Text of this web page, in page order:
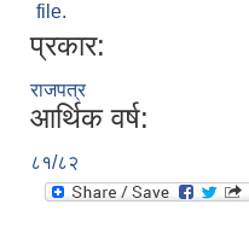
file.
प्रकार:
राजपत्र
आर्थिक वर्ष:
८१/८२